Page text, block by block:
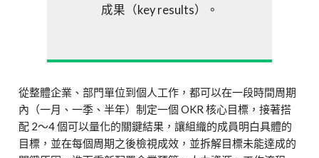
成果（key results）。
從整體企業、部門單位到個人工作，都可以在一段時間周期
內（一月、一季、半年）制定一個 OKR 核心目標，接著搭
配 2～4 個可以量化的關鍵結果，讓組織的成員明白具體的
目標，並在每個周期之後檢視成效，並拆解目標未能達成的